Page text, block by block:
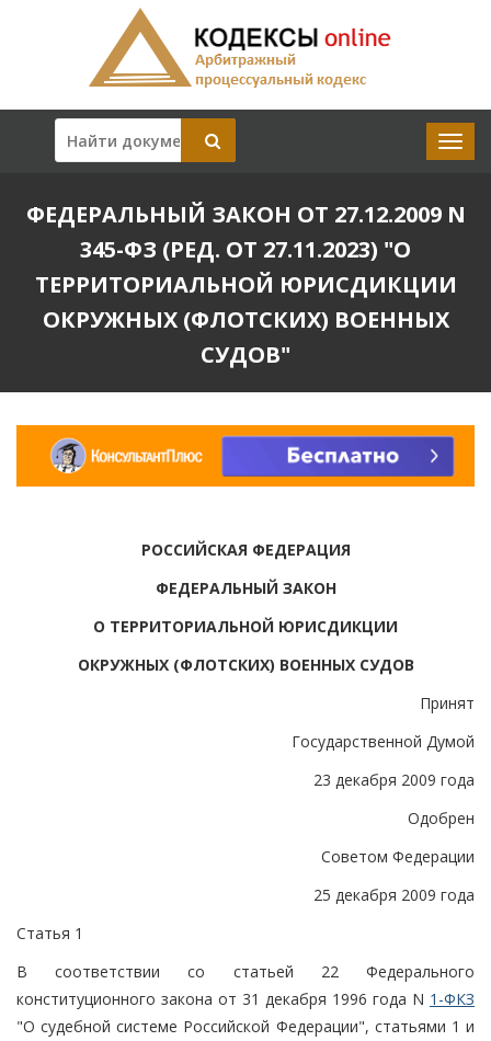
ФЕДЕРАЛЬНЫЙ ЗАКОН ОТ 27.12.2009 N
345-ФЗ (РЕД. ОТ 27.11.2023) "О
ТЕРРИТОРИАЛЬНОЙ ЮРИСДИКЦИИ
ОКРУЖНЫХ (ФЛОТСКИХ) ВОЕННЫХ
СУДОВ"
РОССИЙСКАЯ ФЕДЕРАЦИЯ
ФЕДЕРАЛЬНЫЙ ЗАКОН
О ТЕРРИТОРИАЛЬНОЙ ЮРИСДИКЦИИ
ОКРУЖНЫХ (ФЛОТСКИХ) ВОЕННЫХ СУДОВ
Принят
Государственной Думой
23 декабря 2009 года
Одобрен
Советом Федерации
25 декабря 2009 года
Статья 1
В соответствии со статьей 22 Федерального
конституционного закона от 31 декабря 1996 года N 1-ФКЗ
"О судебной системе Российской Федерации", статьями 1 и